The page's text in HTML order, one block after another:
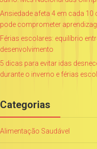
Ansiedade afeta 4 em cada
pode comprometer
Férias escolares: equilíbrio
desenvolvimento
5 dicas para evitar idas
durante o inverno e férias
Categorias
Alimentação Saudável